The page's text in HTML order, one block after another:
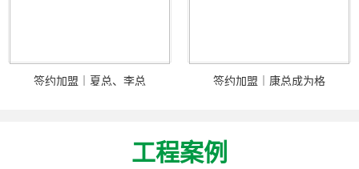
签约加盟｜夏总、李总 签约加盟｜康总成为格
工程案例